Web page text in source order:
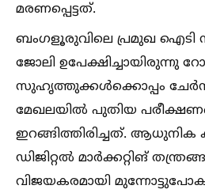
മരണപ്പെട്ടത്.
ബംഗളൂരുവിലെ പ്രമുഖ ഐടി
ജോലി ഉപേക്ഷിച്ചായിരുന്നു
സുഹൃത്തുക്കള്‍ക്കൊപ്പം
മേഖലയില്‍ പുതിയ
ഇറങ്ങിത്തിരിച്ചത്. ആധുനിക
ഡിജിറ്റല്‍ മാർക്കറ്റിങ്
വിജയകരമായി